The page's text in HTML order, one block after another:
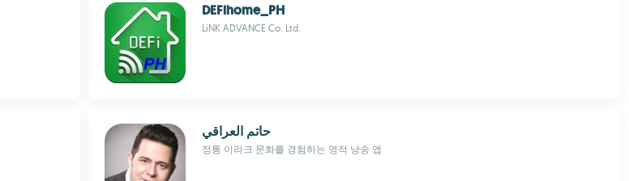
DEFihome_PH
LiNK ADVANCE Co. Ltd.
حاتم العراقي
정통 이라크 문화를 경험하는 영적 낭송 앱